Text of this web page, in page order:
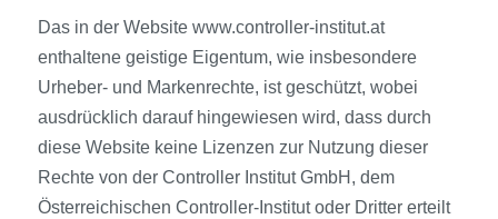
Das in der Website www.controller-institut.at
enthaltene geistige Eigentum, wie insbesondere
Urheber- und Markenrechte, ist geschützt, wobei
ausdrücklich darauf hingewiesen wird, dass durch
diese Website keine Lizenzen zur Nutzung dieser
Rechte von der Controller Institut GmbH, dem
Österreichischen Controller-Institut oder Dritter erteilt